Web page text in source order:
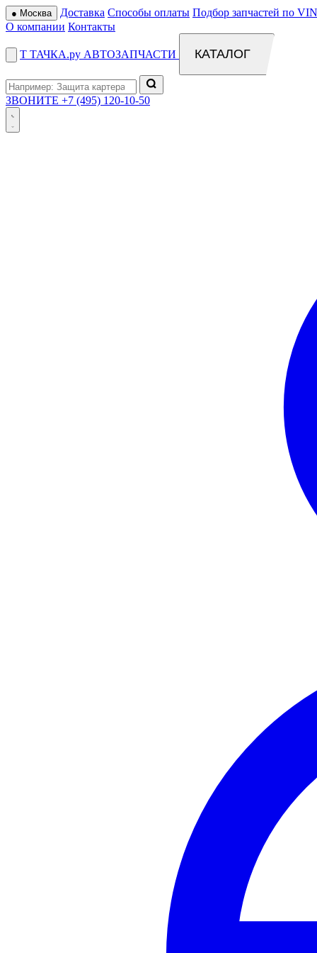
● Москва Доставка Способы оплаты Подбор запчастей по
О компании Контакты
Т ТАЧКА.ру АВТОЗАПЧАСТИ КАТАЛОГ
ЗВОНИТЕ +7 (495) 120-10-50